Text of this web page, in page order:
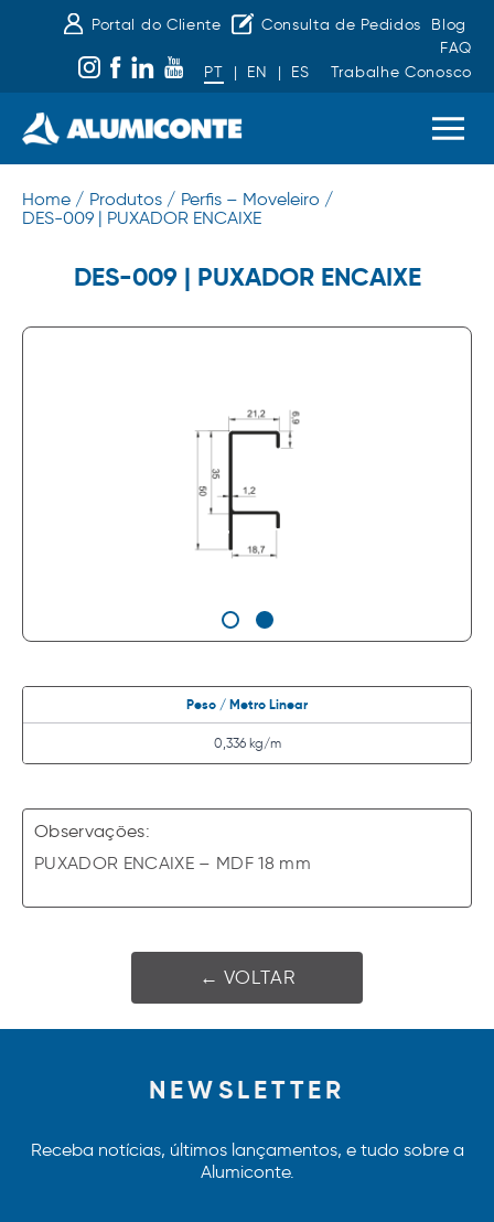
Portal do Cliente Consulta de Pedidos
Blog
FAQ
PT
| EN | ES Trabalhe Conosco
Home / Produtos / Perfis – Moveleiro /
DES-009 | PUXADOR ENCAIXE
DES-009 | PUXADOR ENCAIXE
Peso / Metro Linear
0,336 kg/m
Observações:
PUXADOR ENCAIXE – MDF 18 mm
← VOLTAR
NEWSLETTER
Receba notícias, últimos lançamentos, e tudo sobre a
Alumiconte.